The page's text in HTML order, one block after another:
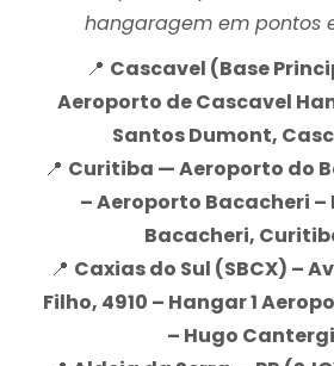
hangaragem em pontos
📍 Cascavel (Base
Aeroporto de Cascavel
Santos Dumont,
📍 Curitiba — Aeroporto do
– Aeroporto Bacacheri –
Bacacheri,
📍 Caxias do Sul (SBCX) –
Filho, 4910 – Hangar 1
– Hugo